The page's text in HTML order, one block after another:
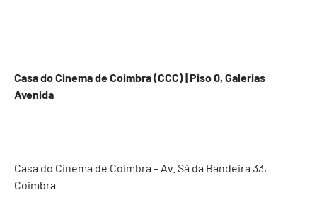
Casa do Cinema de Coimbra (CCC) | Piso 0, Galerias
Avenida
Casa do Cinema de Coimbra – Av. Sá da Bandeira 33,
Coimbra